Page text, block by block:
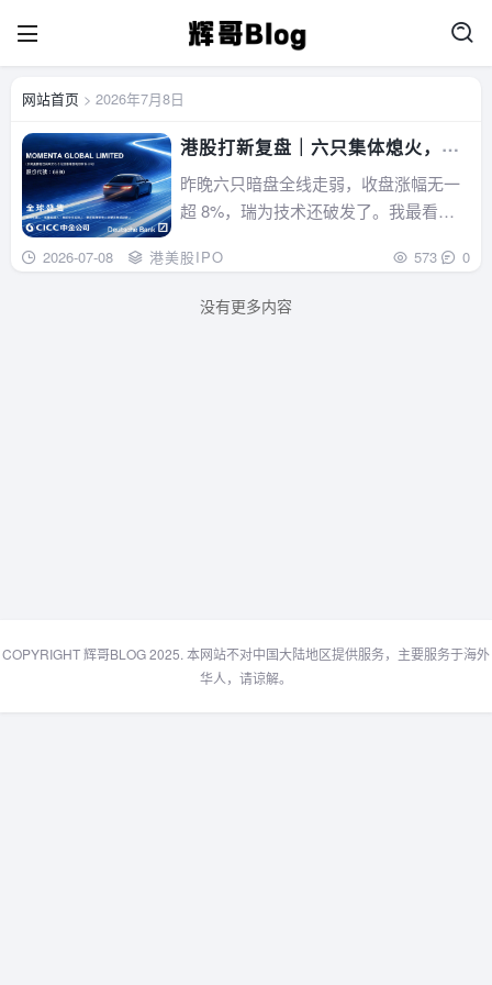
网站首页 > 2026年7月8日
港股打新复盘｜六只集体熄火，芯
片板块塌了
昨晚六只暗盘全线走弱，收盘涨幅无一
超 8%，瑞为技术还破发了。我最看好
一个平盘、一个破发。为什么全熄火？
天跌 11%（Meta 卖算力引发"AI 过剩"恐
2026-07-08 港美股IPO 573 0
没有更多内容
COPYRIGHT 辉哥BLOG 2025. 本网站不对中国大陆地区提供服务，主要服务于海外
华人，请谅解。